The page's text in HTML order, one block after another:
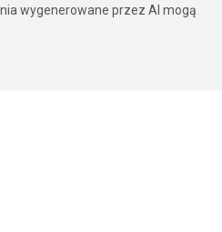
wygenerowane przez AI mogą